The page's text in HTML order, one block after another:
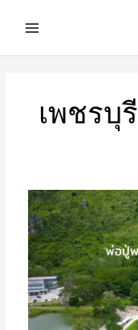
เพชรบุรี
พ่อ
ปู่
พญา
ศรี
เพชร
คีรี
ศรี
สุ